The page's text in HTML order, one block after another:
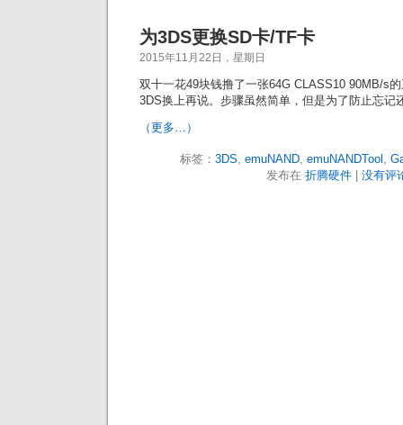
为3DS更换SD卡/TF卡
2015年11月22日，星期日
双十一花49块钱撸了一张64G CLASS10 90MB/s
3DS换上再说。步骤虽然简单，但是为了防止忘记
（更多…）
标签： 3DS, emuNAND, emuNANDTool ,
发布在 折腾硬件| 没有评